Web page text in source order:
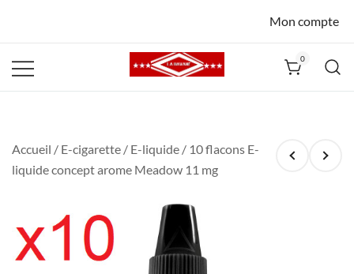
Mon compte
0
Accueil / E-cigarette / E-liquide / 10 flacons E-
liquide concept arome Meadow 11 mg